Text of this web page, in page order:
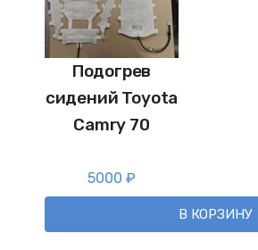
Подогрев
сидений Toyota
Camry 70
5000 ₽
В КОРЗИНУ